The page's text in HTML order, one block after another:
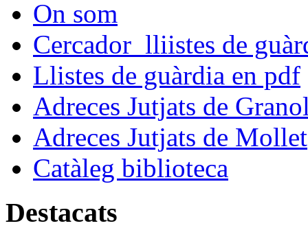
On som
Cercador lliistes de
Llistes de guàrdia en pdf
Adreces Jutjats de
Adreces Jutjats de Mollet
Catàleg biblioteca
Destacats